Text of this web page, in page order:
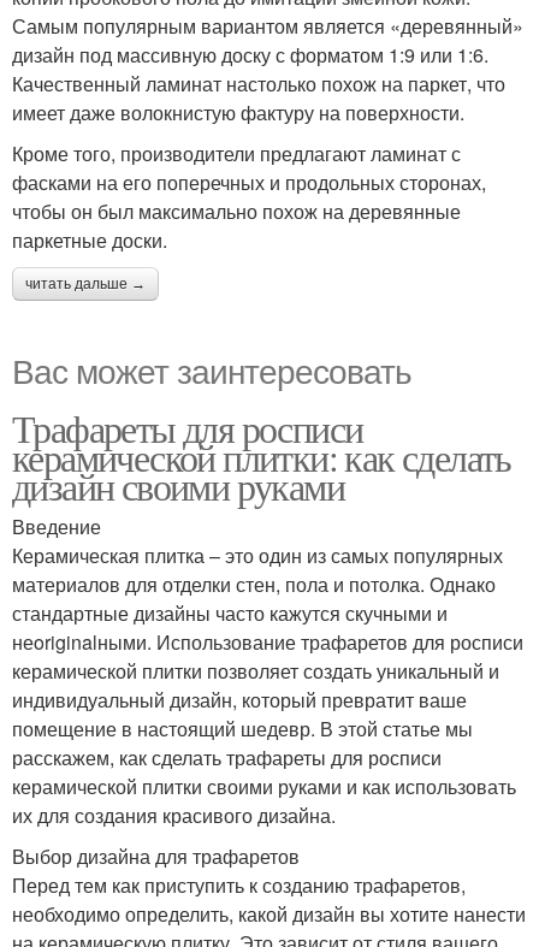
Самым популярным вариантом является «деревянный»
дизайн под массивную доску с форматом 1:9 или 1:6.
Качественный ламинат настолько похож на паркет, что
имеет даже волокнистую фактуру на поверхности.
Кроме того, производители предлагают ламинат с
фасками на его поперечных и продольных сторонах,
чтобы он был максимально похож на деревянные
паркетные доски.
читать дальше →
Вас может заинтересовать
Трафареты для росписи
керамической плитки: как сделать
дизайн своими руками
Введение
Керамическая плитка – это один из самых популярных
материалов для отделки стен, пола и потолка. Однако
стандартные дизайны часто кажутся скучными и
неoriginalными. Использование трафаретов для росписи
керамической плитки позволяет создать уникальный и
индивидуальный дизайн, который превратит ваше
помещение в настоящий шедевр. В этой статье мы
расскажем, как сделать трафареты для росписи
керамической плитки своими руками и как использовать
их для создания красивого дизайна.
Выбор дизайна для трафаретов
Перед тем как приступить к созданию трафаретов,
необходимо определить, какой дизайн вы хотите нанести